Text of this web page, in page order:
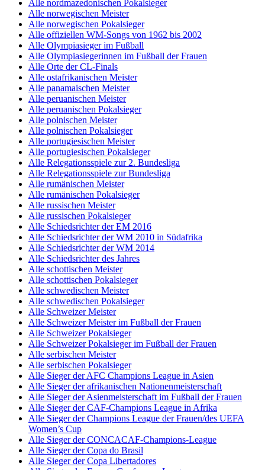
Alle nordmazedonischen Pokalsieger
Alle norwegischen Meister
Alle norwegischen Pokalsieger
Alle offiziellen WM-Songs von 1962 bis 2002
Alle Olympiasieger im Fußball
Alle Olympiasiegerinnen im Fußball der Frauen
Alle Orte der CL-Finals
Alle ostafrikanischen Meister
Alle panamaischen Meister
Alle peruanischen Meister
Alle peruanischen Pokalsieger
Alle polnischen Meister
Alle polnischen Pokalsieger
Alle portugiesischen Meister
Alle portugiesischen Pokalsieger
Alle Relegationsspiele zur 2. Bundesliga
Alle Relegationsspiele zur Bundesliga
Alle rumänischen Meister
Alle rumänischen Pokalsieger
Alle russischen Meister
Alle russischen Pokalsieger
Alle Schiedsrichter der EM 2016
Alle Schiedsrichter der WM 2010 in Südafrika
Alle Schiedsrichter der WM 2014
Alle Schiedsrichter des Jahres
Alle schottischen Meister
Alle schottischen Pokalsieger
Alle schwedischen Meister
Alle schwedischen Pokalsieger
Alle Schweizer Meister
Alle Schweizer Meister im Fußball der Frauen
Alle Schweizer Pokalsieger
Alle Schweizer Pokalsieger im Fußball der Frauen
Alle serbischen Meister
Alle serbischen Pokalsieger
Alle Sieger der AFC Champions League in Asien
Alle Sieger der afrikanischen Nationenmeisterschaft
Alle Sieger der Asienmeisterschaft im Fußball der Frauen
Alle Sieger der CAF-Champions League in Afrika
Alle Sieger der Champions League der Frauen/des UEFA
Women’s Cup
Alle Sieger der CONCACAF-Champions-League
Alle Sieger der Copa do Brasil
Alle Sieger der Copa Libertadores